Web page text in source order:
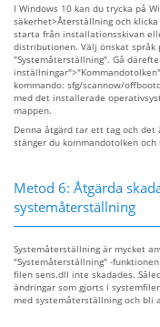
I Windows 10 kan du trycka på
säkerhet>Återställning och
starta från installationsskivan
distributionen. Välj önskat
"Systemåterställning". Gå
kommando: sfg/scannow/
med det installerade
mappen.
Denna åtgärd tar ett tag och
stänger du kommandotolken
Metod 6: Åtgärda
systemåterställning
Systemåterställning är mycket
"Systemåterställning" -
filen sens.dll inte skadades.
ändringar som gjorts i
med systemåterställning och bli